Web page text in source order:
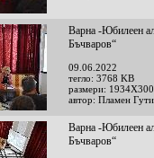
Варна -Юбилеен
Бъчваров“
09.06.2022
тегло: 3768 KB
размери:
автор: Пламен
Варна -Юбилеен
Бъчваров“